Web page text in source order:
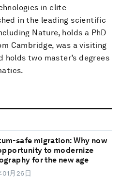
in elite
in the leading scientific
Nature, holds a PhD
Cambridge, was a visiting
holds two master’s degrees
safe migration: Why now
to modernize
for the new age
月26日